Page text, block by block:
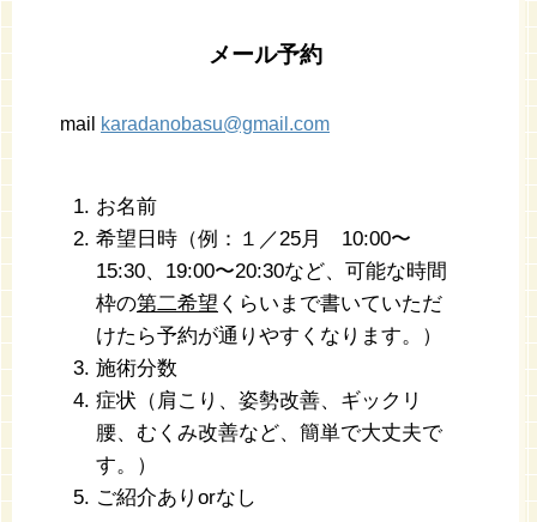
メール予約
mail karadanobasu@gmail.com
お名前
希望日時（例：１／25月 10:00〜
15:30、19:00〜20:30など、可能な時間
枠の第二希望 くらいまで書いていただ
けたら予約が通りやすくなります。）
施術分数
症状（肩こり、姿勢改善、ギックリ
腰、むくみ改善など、簡単で大丈夫で
す。）
ご紹介ありorなし